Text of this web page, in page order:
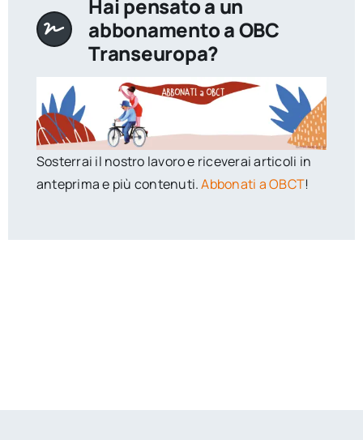
Hai pensato a un
abbonamento a OBC
Transeuropa?
Sosterrai il nostro lavoro e riceverai articoli in
anteprima e più contenuti.Abbonati a OBCT!